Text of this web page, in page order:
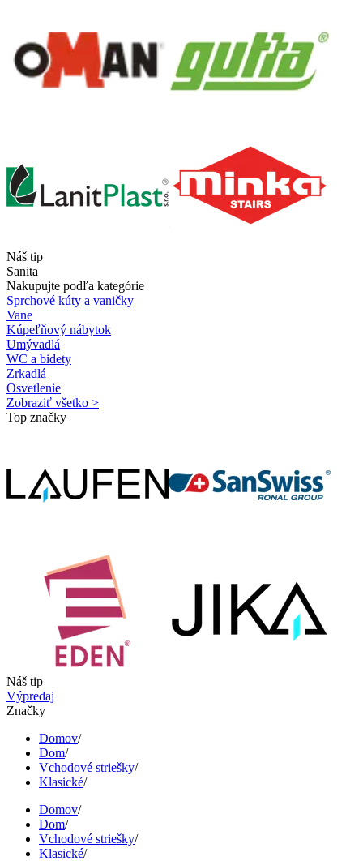
Náš tip
Sanita
Nakupujte podľa kategórie
Sprchové kúty a vaničky
Vane
Kúpeľňový nábytok
Umývadlá
WC a bidety
Zrkadlá
Osvetlenie
Zobraziť všetko >
Top značky
Náš tip
Výpredaj
Značky
Domov/
Dom/
Vchodové striešky/
Klasické/
Domov/
Dom/
Vchodové striešky/
Klasické/